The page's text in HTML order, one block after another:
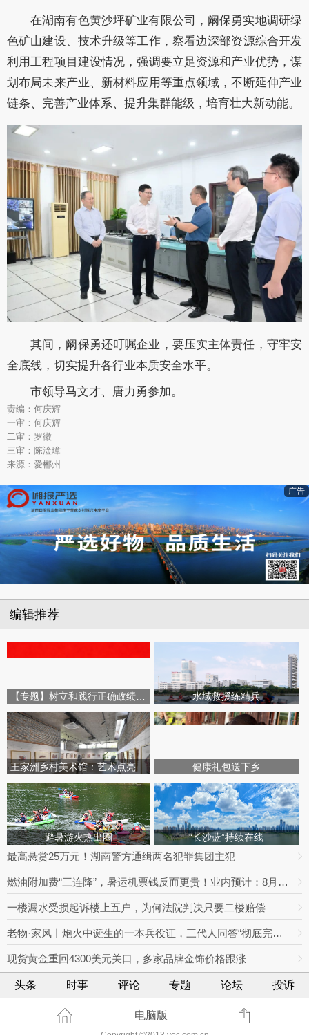
在湖南有色黄沙坪矿业有限公司，阚保勇实地调研绿
色矿山建设、技术升级等工作，察看边深部资源综合开发
利用工程项目建设情况，强调要立足资源和产业优势，谋
划布局未来产业、新材料应用等重点领域，不断延伸产业
链条、完善产业体系、提升集群能级，培育壮大新动能。
其间，阚保勇还叮嘱企业，要压实主体责任，守牢安
全底线，切实提升各行业本质安全水平。
市领导马文才、唐力勇参加。
责编：何庆辉
一审：何庆辉
二审：罗徽
三审：陈淦璋
来源：爱郴州
广告
编辑推荐
水域救援练精兵
王家洲乡村美术馆：艺术点亮田园乡村 健康礼包送下乡
避暑游火热出圈 “长沙蓝”持续在线
最高悬赏25万元！湖南警方通缉两名犯罪集团主犯
燃油附加费“三连降”，暑运机票钱反而更贵！业内预计：8月下旬将迎回落拐点
一楼漏水受损起诉楼上五户，为何法院判决只要二楼赔偿
老物·家风丨炮火中诞生的一本兵役证，三代人同答“彻底完成任务”
现货黄金重回4300美元关口，多家品牌金饰价格跟涨
头条 时事 评论 专题 论坛 投诉
电脑版